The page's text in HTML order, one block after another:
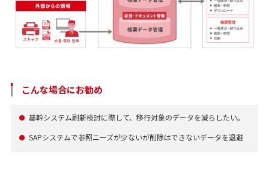
こんな場合にお勧め
● 基幹システム刷新検討に際して、移行対象のデータを減らしたい。
● SAPシステムで参照ニーズが少ないが削除はできないデータを退避